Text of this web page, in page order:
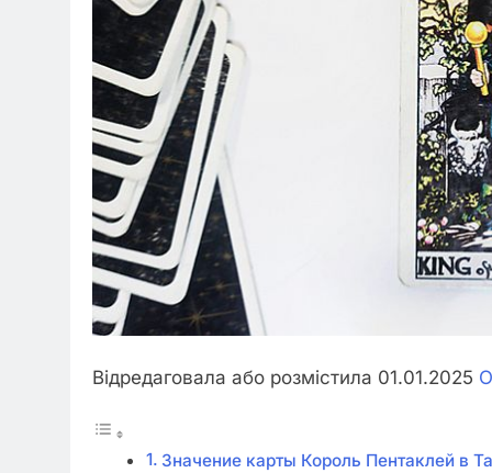
Відредаговала або розмістила 01.01.2025
Значение карты Король Пентаклей в